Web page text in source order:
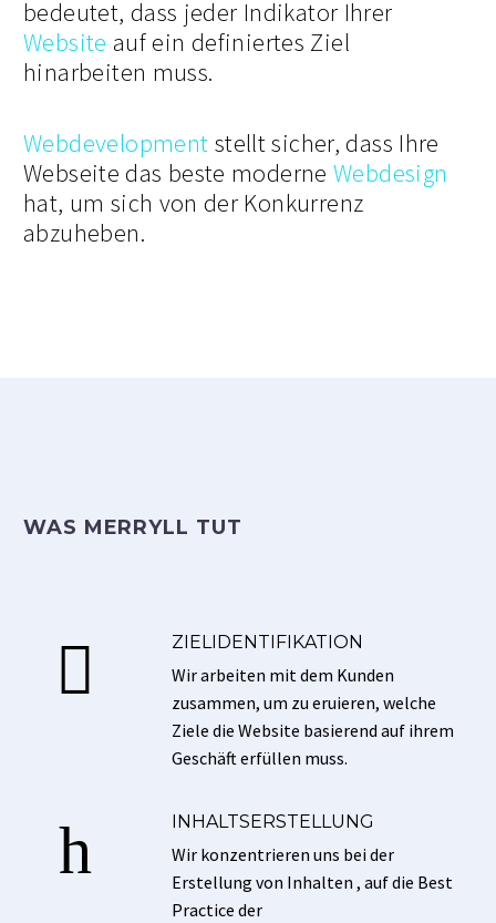
bedeutet, dass jeder Indikator Ihrer
Website auf ein definiertes Ziel
hinarbeiten muss.
Webdevelopment stellt sicher, dass Ihre
Webseite das beste moderne Webdesign
hat, um sich von der Konkurrenz
abzuheben.
WAS MERRYLL TUT

 ZIELIDENTIFIKATION
Wir arbeiten mit dem Kunden
zusammen, um zu eruieren, welche
Ziele die Website basierend auf ihrem
Geschäft erfüllen muss.
h
h INHALTSERSTELLUNG
Wir konzentrieren uns bei der
Erstellung von Inhalten , auf die Best
Practice der